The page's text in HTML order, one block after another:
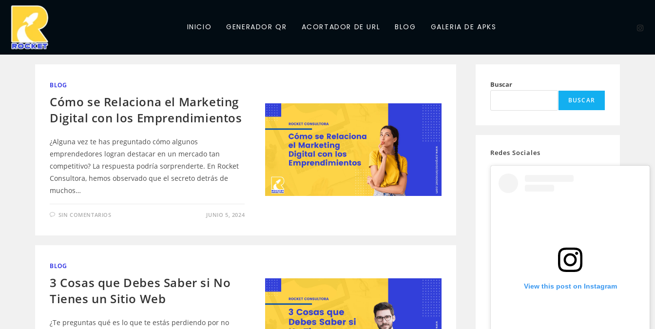
INICIO GENERADOR QR ACORTADOR DE URL BLOG GALERIA DE APKS
BLOG
Cómo se Relaciona el Marketing
Digital con los Emprendimientos
¿Alguna vez te has preguntado cómo algunos
emprendedores logran destacar en un mercado tan
competitivo? La respuesta podría sorprenderte. En Rocket
Consultora, hemos observado que el secreto detrás de
muchos…
SIN COMENTARIOS JUNIO 5, 2024
BLOG
3 Cosas que Debes Saber si No
Tienes un Sitio Web
¿Te preguntas qué es lo que te estás perdiendo por no
Buscar
BUSCAR
Redes Sociales
View this post on Instagram